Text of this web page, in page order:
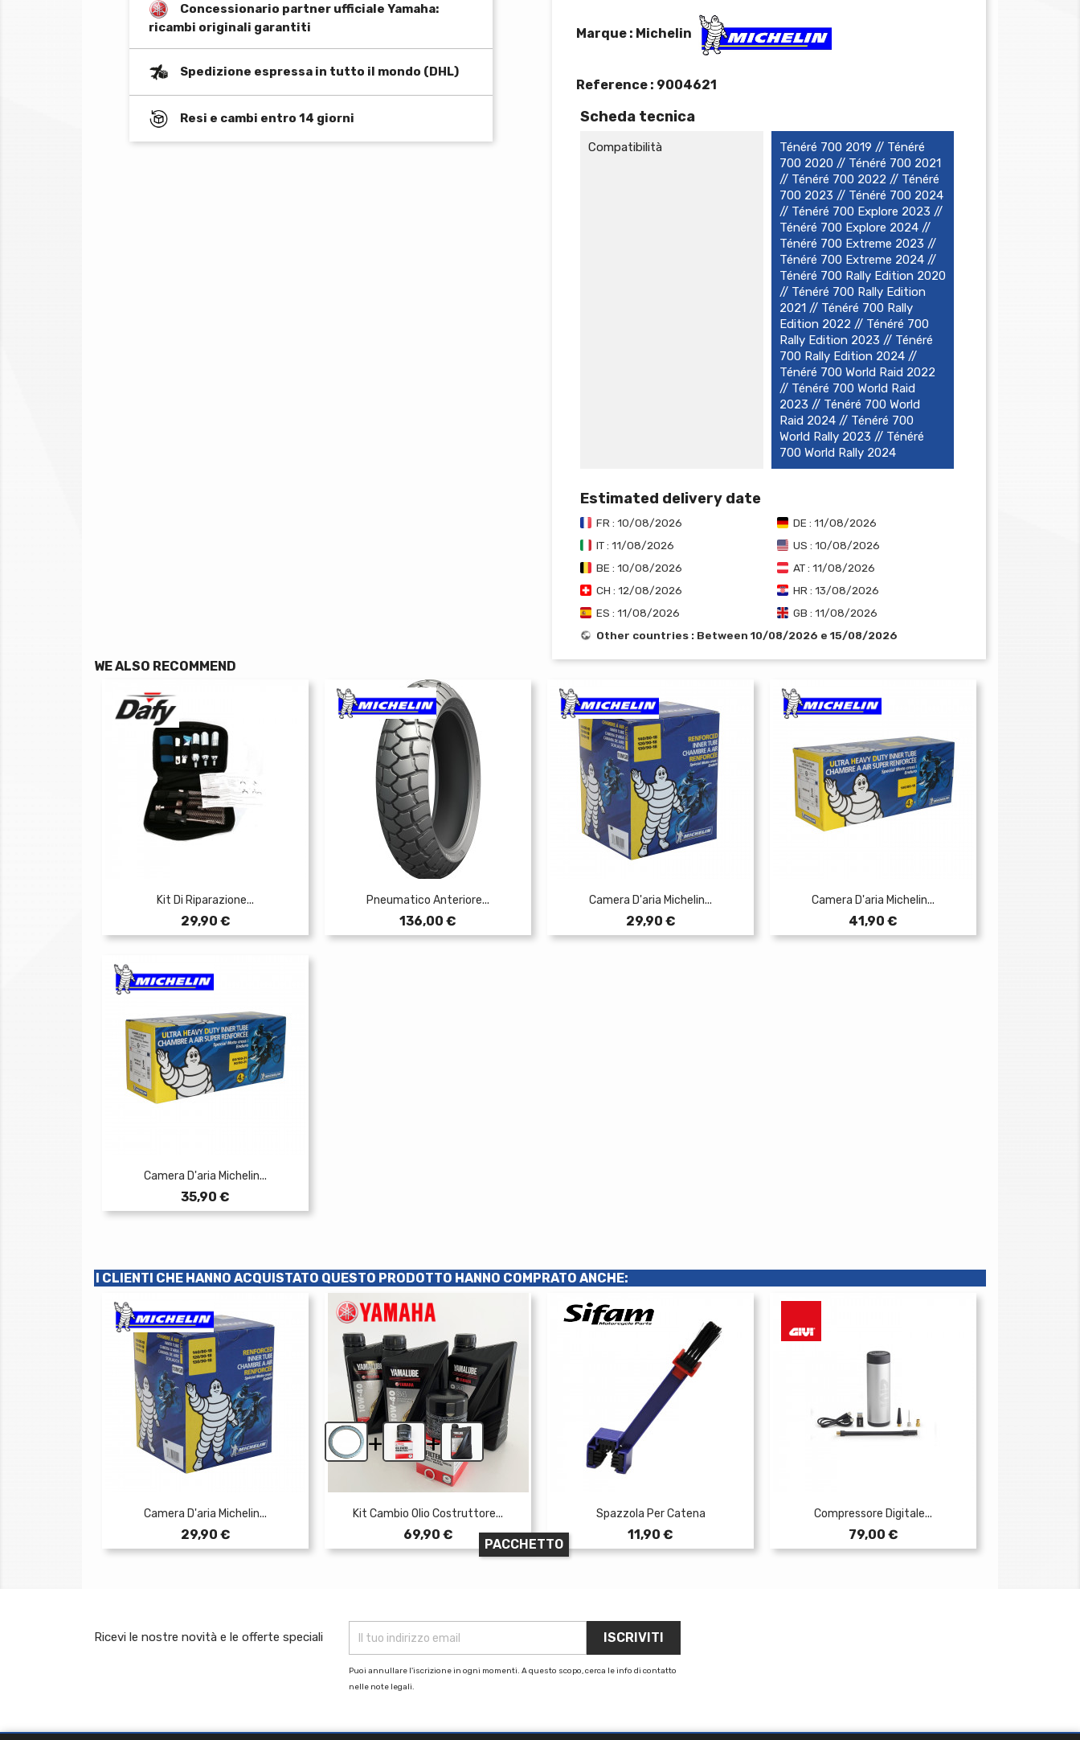
Concessionario partner ufficiale Yamaha:
ricambi originali garantiti
Spedizione espressa in tutto il mondo (DHL)
Resi e cambi entro 14 giorni
Marque : Michelin
Reference : 9004621
Scheda tecnica
Compatibilità
Ténéré 700 2019 // Ténéré
700 2020 // Ténéré 700 2021
// Ténéré 700 2022 // Ténéré
700 2023 // Ténéré 700 2024
// Ténéré 700 Explore 2023 //
Ténéré 700 Explore 2024 //
Ténéré 700 Extreme 2023 //
Ténéré 700 Extreme 2024 //
Ténéré 700 Rally Edition 2020
// Ténéré 700 Rally Edition
2021 // Ténéré 700 Rally
Edition 2022 // Ténéré 700
Rally Edition 2023 // Ténéré
700 Rally Edition 2024 //
Ténéré 700 World Raid 2022
// Ténéré 700 World Raid
2023 // Ténéré 700 World
Raid 2024 // Ténéré 700
World Rally 2023 // Ténéré
700 World Rally 2024
Estimated delivery date
FR : 10/08/2026
DE : 11/08/2026
IT : 11/08/2026
US : 10/08/2026
BE : 10/08/2026
AT : 11/08/2026
CH : 12/08/2026
HR : 13/08/2026
ES : 11/08/2026
GB : 11/08/2026
Other countries : Between 10/08/2026 e 15/08/2026
WE ALSO RECOMMEND
Kit Di Riparazione...
Prezzo
29,90 €
Pneumatico Anteriore...
Prezzo
136,00 €
Camera D'aria Michelin...
Prezzo
29,90 €
Camera D'aria Michelin...
Prezzo
41,90 €
Camera D'aria Michelin...
Prezzo
35,90 €
I CLIENTI CHE HANNO ACQUISTATO QUESTO PRODOTTO HANNO COMPRATO ANCHE:
Camera D'aria Michelin...
Prezzo
29,90 €
+ +
Kit Cambio Olio Costruttore...
Prezzo
69,90 €
PACCHETTO
Spazzola Per Catena
Prezzo
11,90 €
Compressore Digitale...
Prezzo
79,00 €
Ricevi le nostre novità e le offerte speciali
Puoi annullare l'iscrizione in ogni momenti. A questo scopo, cerca le info di contatto
nelle note legali.